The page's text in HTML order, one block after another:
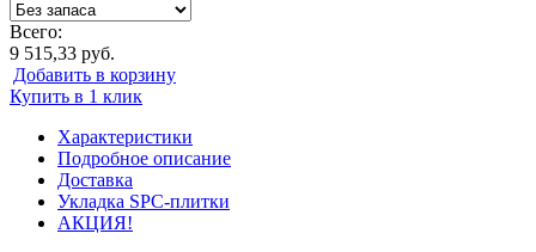
Всего:
9 515,33 руб.
Добавить в корзину
Купить в 1 клик
Характеристики
Подробное описание
Доставка
Укладка SPC-плитки
АКЦИЯ!